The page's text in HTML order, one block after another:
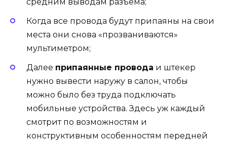
Когда все провода будут припаяны на свои
места они снова «прозваниваются»
мультиметром;
Далее припаянные провода и штекер
нужно вывести наружу в салон, чтобы
можно было без труда подключать
мобильные устройства. Здесь уж каждый
смотрит по возможностям и
конструктивным особенностям передней